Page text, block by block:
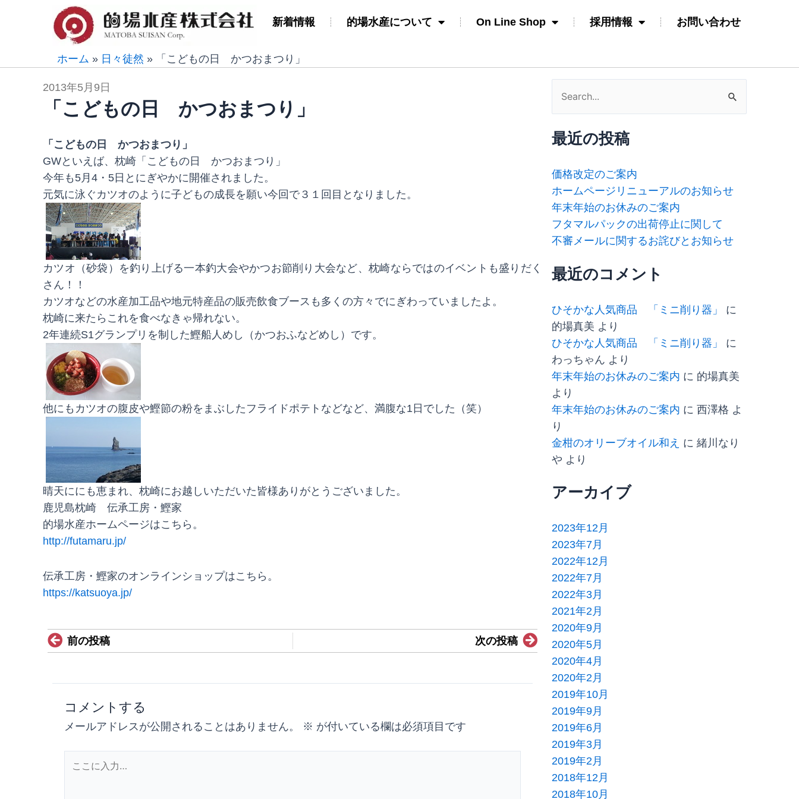
新着情報 的場水産について On Line Shop 採用情報 お問い合わせ
ホーム » 日々徒然 » 「こどもの日 かつおまつり」
2013年5月9日
「こどもの日 かつおまつり」
「こどもの日 かつおまつり」
GWといえば、枕崎「こどもの日 かつおまつり」
今年も5月4・5日とにぎやかに開催されました。
元気に泳ぐカツオのように子どもの成長を願い今回で３１回目となりました。
カツオ（砂袋）を釣り上げる一本釣大会やかつお節削り大会など、枕崎ならではのイベントも盛りだく
さん！！
カツオなどの水産加工品や地元特産品の販売飲食ブースも多くの方々でにぎわっていましたよ。
枕崎に来たらこれを食べなきゃ帰れない。
2年連続S1グランプリを制した鰹船人めし（かつおふなどめし）です。
他にもカツオの腹皮や鰹節の粉をまぶしたフライドポテトなどなど、満腹な1日でした（笑）
晴天ににも恵まれ、枕崎にお越しいただいた皆様ありがとうございました。
鹿児島枕崎 伝承工房・鰹家
的場水産ホームページはこちら。
http://futamaru.jp/
伝承工房・鰹家のオンラインショップはこちら。
https://katsuoya.jp/
Prev
前の投稿 次の投稿 Next
コメントする
メールアドレスが公開されることはありません。 ※ が付いている欄は必須項目です
索
対
象:
最近の投稿
価格改定のご案内
ホームページリニューアルのお知らせ
年末年始のお休みのご案内
フタマルパックの出荷停止に関して
不審メールに関するお詫びとお知らせ
最近のコメント
ひそかな人気商品 「ミニ削り器」
に
的場真美 より
ひそかな人気商品 「ミニ削り器」
に
わっちゃん より
年末年始のお休みのご案内 に 的場真美
より
年末年始のお休みのご案内 に 西澤格 よ
り
金柑のオリーブオイル和え に 緒川なり
や より
アーカイブ
2023年12月
2023年7月
2022年12月
2022年7月
2022年3月
2021年2月
2020年9月
2020年5月
2020年4月
2020年2月
2019年10月
2019年9月
2019年6月
2019年3月
2019年2月
2018年12月
2018年10月